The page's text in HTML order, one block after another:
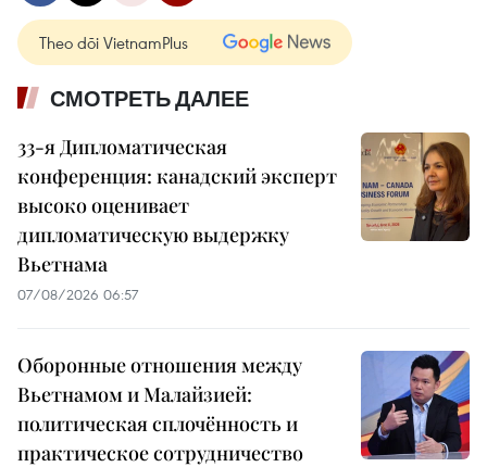
Theo dõi VietnamPlus
СМОТРЕТЬ ДАЛЕЕ
33-я Дипломатическая
конференция: канадский эксперт
высоко оценивает
дипломатическую выдержку
Вьетнама
07/08/2026 06:57
Оборонные отношения между
Вьетнамом и Малайзией:
политическая сплочённость и
практическое сотрудничество